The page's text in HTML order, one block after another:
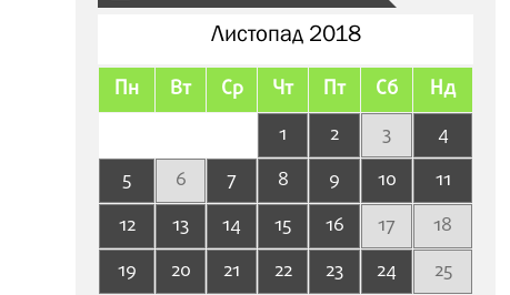
Листопад 2018
Пн Вт Ср Чт Пт Сб Нд
1 2 3
4
5
6 7 8 9 10
11
12
13 14 15 16 17
18
19
20 21 22 23 24
25